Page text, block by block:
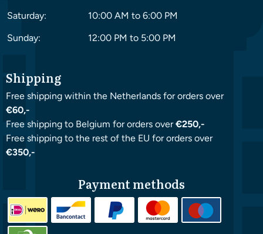
Saturday:
10:00 AM to 6:00 PM
Sunday:
12:00 PM to 5:00 PM
Shipping
Free shipping within the Netherlands for orders over
€60,-
Free shipping to Belgium for orders over€250,-
Free shipping to the rest of the EU for orders over
€350,-
Payment methods